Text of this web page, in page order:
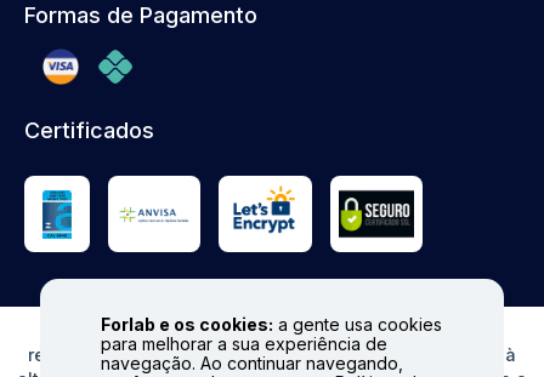
Forlab e os cookies: a gente usa cookies
para melhorar a sua experiência de
navegação. Ao continuar navegando,
Formas de Pagamento
Certificados
© FORLAB - Todos os direitos reservados. Proibida
reprodução total ou parcial. Preços e Estoques sujeitos à